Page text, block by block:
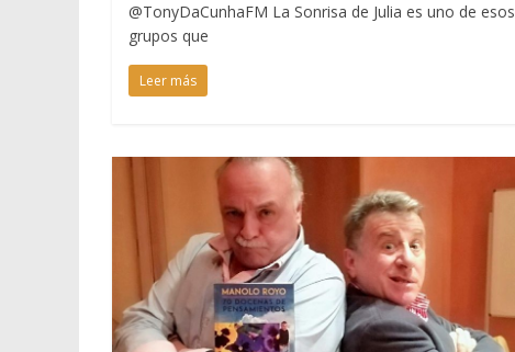
@TonyDaCunhaFM La Sonrisa de Julia es uno de esos
grupos que
Leer más